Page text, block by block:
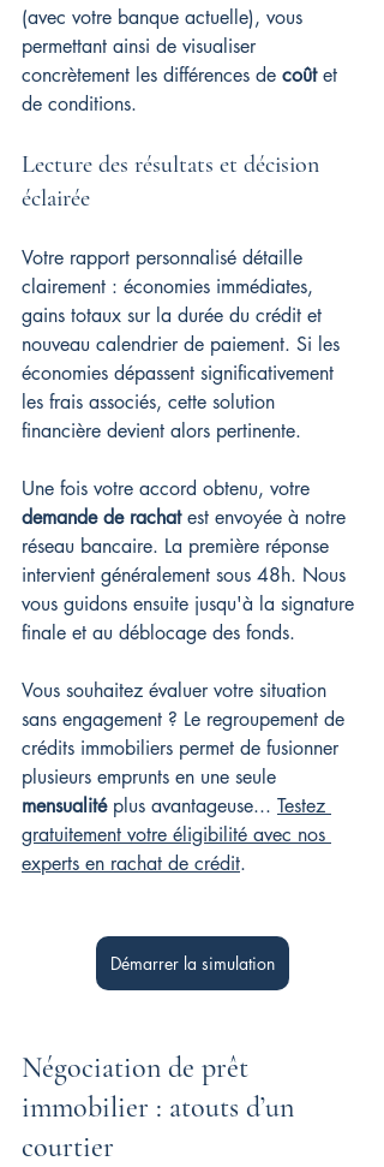
(avec votre banque actuelle), vous
permettant ainsi de visualiser
concrètement les différences de coût et
de conditions.
Lecture des résultats et décision
éclairée
Votre rapport personnalisé détaille
clairement : économies immédiates,
gains totaux sur la durée du crédit et
nouveau calendrier de paiement. Si les
économies dépassent significativement
les frais associés, cette solution
financière devient alors pertinente.
Une fois votre accord obtenu, votre
demande de rachat est envoyée à notre
réseau bancaire. La première réponse
intervient généralement sous 48h. Nous
vous guidons ensuite jusqu'à la signature
finale et au déblocage des fonds.
Vous souhaitez évaluer votre situation
sans engagement ? Le regroupement de
crédits immobiliers permet de fusionner
plusieurs emprunts en une seule
mensualité plus avantageuse... Testez
gratuitement votre éligibilité avec nos
experts en rachat de crédit.
Démarrer la simulation
Négociation de prêt
immobilier : atouts d’un
courtier